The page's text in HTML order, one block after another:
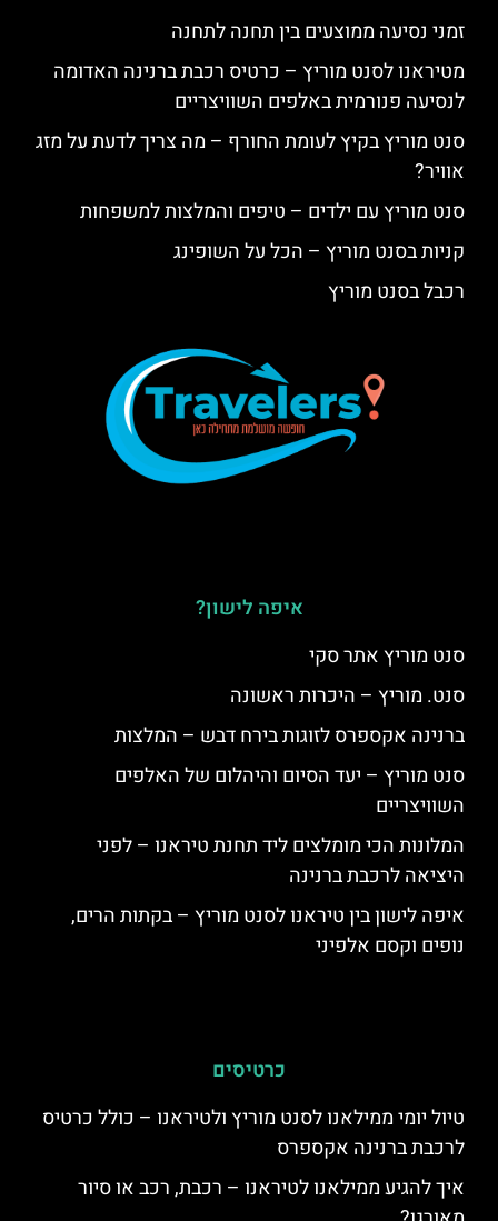
זמני נסיעה ממוצעים בין תחנה לתחנה
מטיראנו לסנט מוריץ – כרטיס רכבת ברנינה האדומה
לנסיעה פנורמית באלפים השוויצריים
סנט מוריץ בקיץ לעומת החורף – מה צריך לדעת על מזג
אוויר?
סנט מוריץ עם ילדים – טיפים והמלצות למשפחות
קניות בסנט מוריץ – הכל על השופינג
רכבל בסנט מוריץ
איפה לישון?
סנט מוריץ אתר סקי
סנט. מוריץ – היכרות ראשונה
ברנינה אקספרס לזוגות בירח דבש – המלצות
סנט מוריץ – יעד הסיום והיהלום של האלפים
השוויצריים
המלונות הכי מומלצים ליד תחנת טיראנו – לפני
היציאה לרכבת ברנינה
איפה לישון בין טיראנו לסנט מוריץ – בקתות הרים,
נופים וקסם אלפיני
כרטיסים
טיול יומי ממילאנו לסנט מוריץ ולטיראנו – כולל כרטיס
לרכבת ברנינה אקספרס
איך להגיע ממילאנו לטיראנו – רכבת, רכב או סיור